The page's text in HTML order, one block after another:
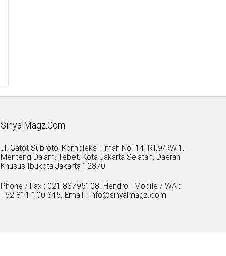
SinyalMagz.Com
Jl. Gatot Subroto, Kompleks Timah No. 14, RT.9/RW.1,
Menteng Dalam, Tebet, Kota Jakarta Selatan, Daerah
Khusus Ibukota Jakarta 12870
Phone / Fax : 021-83795108. Hendro - Mobile / WA :
+62 811-100-345. Email : Info@sinyalmagz.com